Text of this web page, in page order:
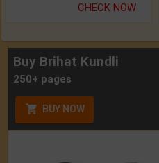
CHECK NOW
Buy Brihat Kundli
250+ pages
BUY NOW